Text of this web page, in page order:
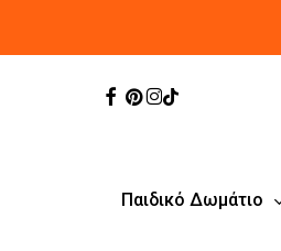
to
Facebook
Pinterest
Instagram
Tiktok
Παιδικό Δωμάτιο